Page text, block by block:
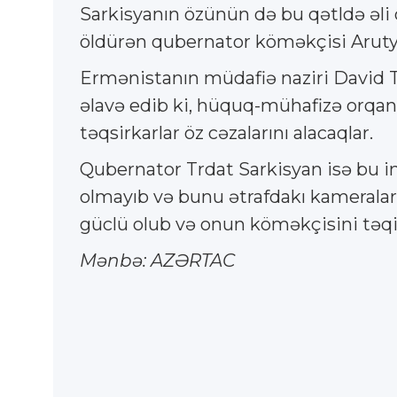
Sarkisyanın özünün də bu qətldə
öldürən qubernator köməkçisi
Ermənistanın müdafiə naziri
əlavə edib ki, hüquq-mühafizə
təqsirkarlar öz cəzalarını alacaqlar.
Qubernator Trdat Sarkisyan isə bu
olmayıb və bunu ətrafdakı
güclü olub və onun köməkçisini
Mənbə: AZƏRTAC